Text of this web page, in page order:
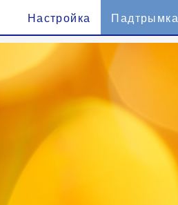
Настройка Падтрымка